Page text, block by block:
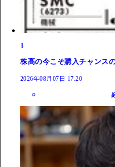
1
株高の今こそ購入チャンス
2026年08月07日 17:20